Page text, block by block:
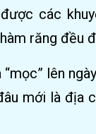
các
răng đều
lên
mới là địa